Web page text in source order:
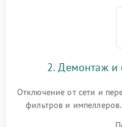
2. Демонтаж и
Отключение от сети и
фильтров и